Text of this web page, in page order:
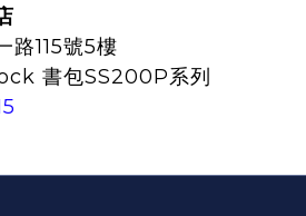
路115號5樓
書包SS200P系列